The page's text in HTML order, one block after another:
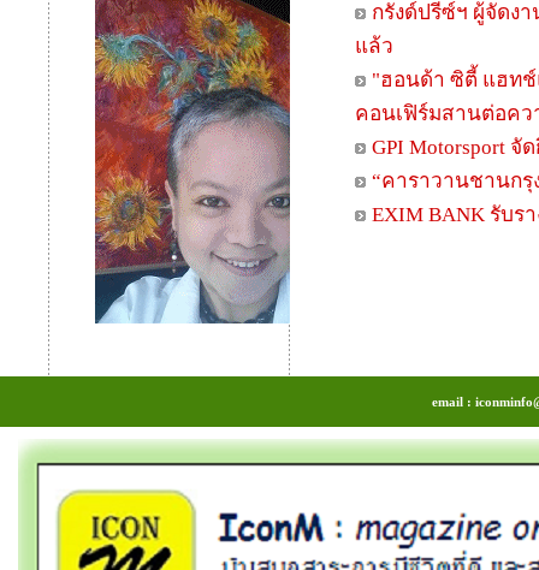
กรังด์ปรีซ์ฯ ผู้จัดง
แล้ว
"ฮอนด้า ซิตี้ แฮทช์
คอนเฟิร์มสานต่อคว
GPI Motorsport จัด
“คาราวานชานกรุ
EXIM BANK รับรา
email :